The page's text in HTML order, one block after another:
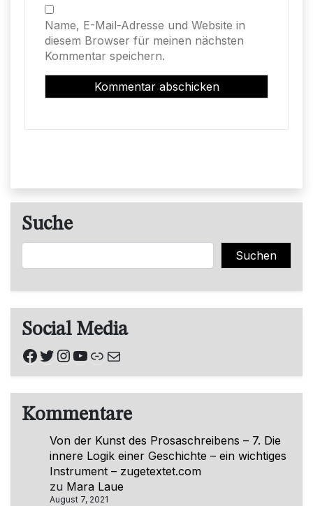
Name, E-Mail-Adresse und Website in
diesem Browser für meinen nächsten
Kommentar speichern.
Suche
Suchen
Social Media
Facebook
Twitter
Instagram
YouTube
Link
E-Mail
Kommentare
Von der Kunst des Prosaschreibens – 7. Die
innere Logik einer Geschichte – ein wichtiges
Instrument – zugetextet.com
zu Mara Laue
August 7, 2021